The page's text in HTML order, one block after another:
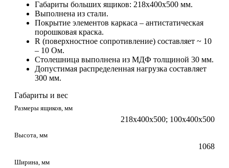
Габариты больших ящиков: 218х400х500 мм.
Выполнена из стали.
Покрытие элементов каркаса – антистатическая
порошковая краска.
R (поверхностное сопротивление) составляет ~ 10
– 10 Ом.
Столешница выполнена из МДФ толщиной 30 мм.
Допустимая распределенная нагрузка составляет
300 мм.
Габариты и вес
Размеры ящиков, мм
218х400х500; 100х400х500
Высота, мм
1068
Ширина, мм